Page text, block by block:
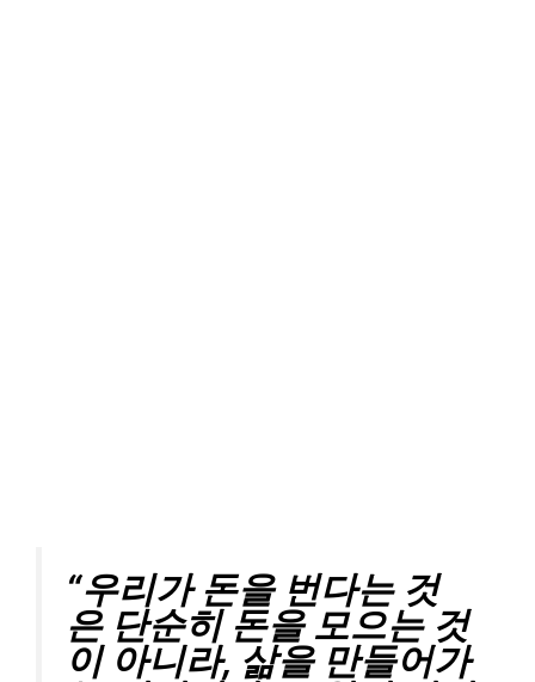
“우리가 돈을 번다는 것
은 단순히 돈을 모으는 것
이 아니라, 삶을 만들어가